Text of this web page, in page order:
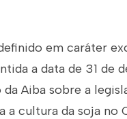
em caráter
a data de 31 de
Aiba sobre a
a cultura da soja no